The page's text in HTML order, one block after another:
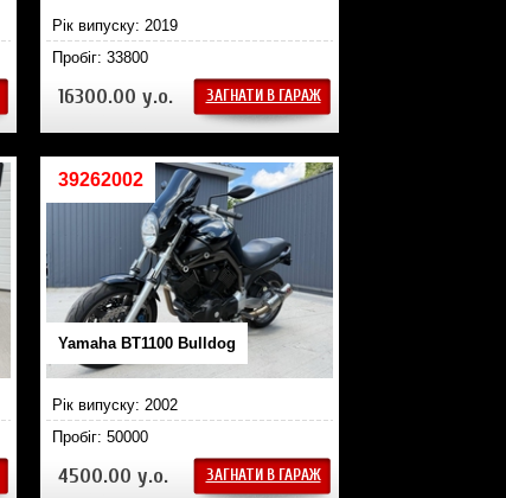
Рік випуску: 2019
Пробіг: 33800
16300.00 у.о. ЗАГНАТИ В ГАРАЖ
39262002
Yamaha BT1100 Bulldog
Рік випуску: 2002
Пробіг: 50000
4500.00 у.о. ЗАГНАТИ В ГАРАЖ